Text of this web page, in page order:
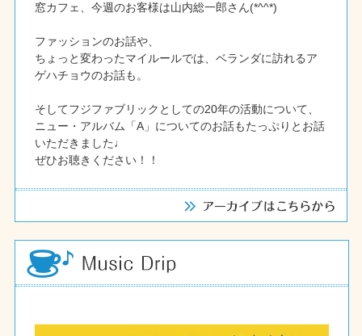
窓カフェ、今週のお客様は山内総一郎さん(*^^*)
ファッションのお話や、
ちょっと変わったマイルールでは、ベランダに訪れるア
ゲハチョウのお話も。
そしてフジファブリックとしての20年の活動について、
ニュー・アルバム「A」についてのお話もたっぷりとお話
いただきました♩
ぜひお聴きください！！